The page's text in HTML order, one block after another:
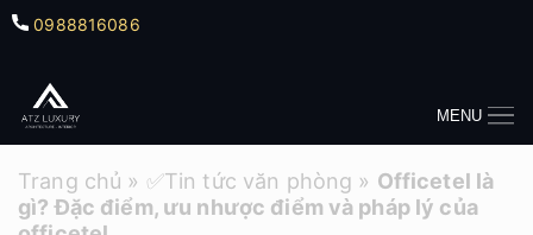
0988816086
MENU
Trang chủ » ✅Tin tức văn phòng » Officetel là
gì? Đặc điểm, ưu nhược điểm và pháp lý của